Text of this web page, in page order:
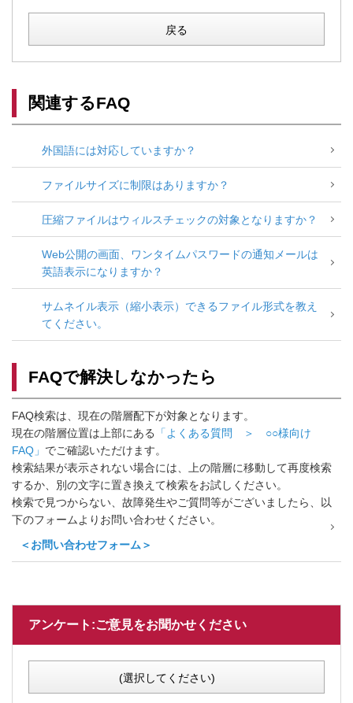
戻る
関連するFAQ
外国語には対応していますか？
ファイルサイズに制限はありますか？
圧縮ファイルはウィルスチェックの対象となりますか？
Web公開の画面、ワンタイムパスワードの通知メールは
英語表示になりますか？
サムネイル表示（縮小表示）できるファイル形式を教え
てください。
FAQで解決しなかったら
FAQ検索は、現在の階層配下が対象となります。
現在の階層位置は上部にある
「よくある質問 ＞ ○○様向け
FAQ」 でご確認いただけます。
検索結果が表示されない場合には、上の階層に移動して再度検索
するか、別の文字に置き換えて検索をお試しください。
検索で見つからない、故障発生やご質問等がございましたら、以
下のフォームよりお問い合わせください。
＜お問い合わせフォーム＞
アンケート:ご意見をお聞かせください
(選択してください)